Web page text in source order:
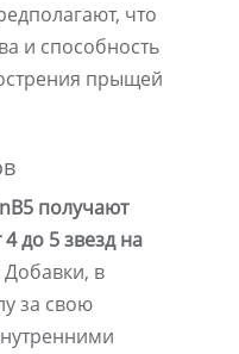
что
и способность
прыщей
получают
до 5 звезд на
Добавки, в
за свою